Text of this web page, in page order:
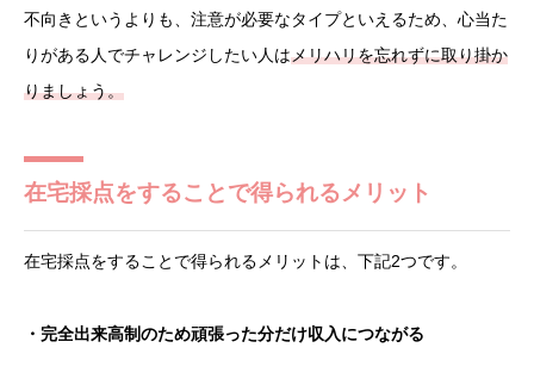
不向きというよりも、注意が必要なタイプといえるため、心当た
りがある人でチャレンジしたい人はメリハリを忘れずに取り掛か
りましょう。
在宅採点をすることで得られるメリット
在宅採点をすることで得られるメリットは、下記2つです。
・完全出来高制のため頑張った分だけ収入につながる